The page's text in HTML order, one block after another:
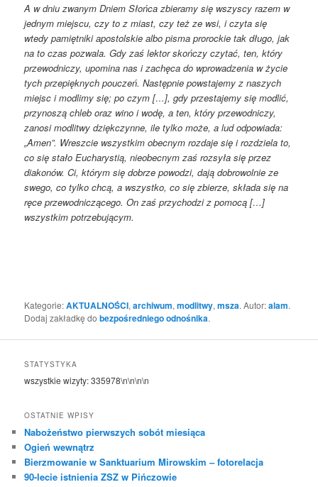
A w dniu zwanym Dniem Słońca zbieramy się wszyscy razem w
jednym miejscu, czy to z miast, czy też ze wsi, i czyta się
wtedy pamiętniki apostol­skie albo pisma prorockie tak długo, jak
na to czas pozwala. Gdy zaś lektor skończy czytać, ten, który
przewodniczy, upomina nas i zachęca do wprowa­dzenia w życie
tych przepięknych pouczeń. Następ­nie powstajemy z naszych
miejsc i modlimy się; po czym […], gdy przestajemy się modlić,
przynoszą chleb oraz wino i wodę, a ten, który przewodniczy,
zanosi modlitwy dziękczynne, ile tylko może, a lud odpowiada:
„Amen”. Wreszcie wszystkim obecnym rozdaje się i rozdziela to,
co się stało Eucharystią, nieobecnym zaś rozsyła się przez
diakonów. Ci, któ­rym się dobrze powodzi, dają dobrowolnie ze
swe­go, co tylko chcą, a wszystko, co się zbierze, składa się na
ręce przewodniczącego. On zaś przychodzi z pomocą […]
wszystkim potrzebującym.
Kategorie:AKTUALNOŚCI,archiwum,modlitwy,msza. Autor:alam.
Dodaj zakładkę dobezpośredniego odnośnika.
STATYSTYKA
wszystkie wizyty:335978\n\n\n\n
OSTATNIE WPISY
Nabożeństwo pierwszych sobót miesiąca
Ogień wewnątrz
Bierzmowanie w Sanktuarium Mirowskim – fotorelacja
90-lecie istnienia ZSZ w Pińczowie